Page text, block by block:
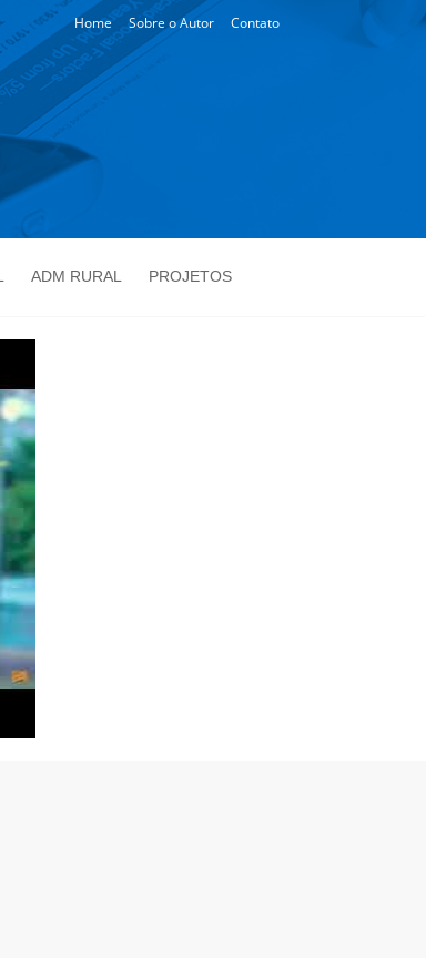
Home Sobre o Autor Contato
ADM RURAL PROJETOS